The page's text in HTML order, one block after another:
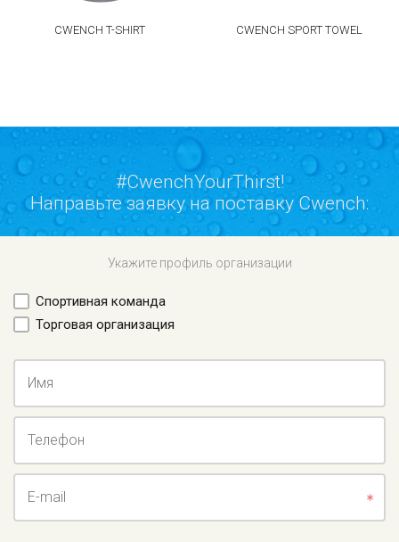
CWENCH T-SHIRT CWENCH SPORT TOWEL
#CwenchYourThirst!
Направьте заявку на поставку Cwench:
Укажите профиль организации
Спортивная команда
Торговая организация
Имя
Телефон
E-mail